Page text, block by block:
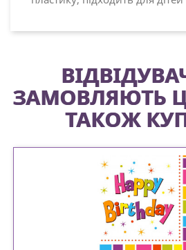
ЗАМОВЛЯЮТЬ
ТАКОЖ